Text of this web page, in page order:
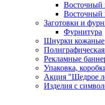
Восточный
Восточный
Заготовки и
Фурнитура
Шнурки кожаные
Рекламные
Упаковка,
Акция "Щедрое
Изделия с